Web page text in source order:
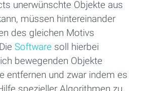
unerwünschte Objekte aus
müssen hintereinander
des gleichen Motivs
Software soll hierbei
bewegenden Objekte
entfernen und zwar indem es